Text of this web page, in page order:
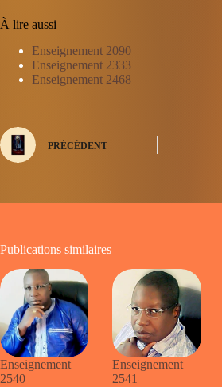
À lire aussi
Enseignement 2090
Enseignement 2333
Enseignement 2468
PRÉCÉDENT
Publications similaires
Enseignement
2540
Enseignement
2541